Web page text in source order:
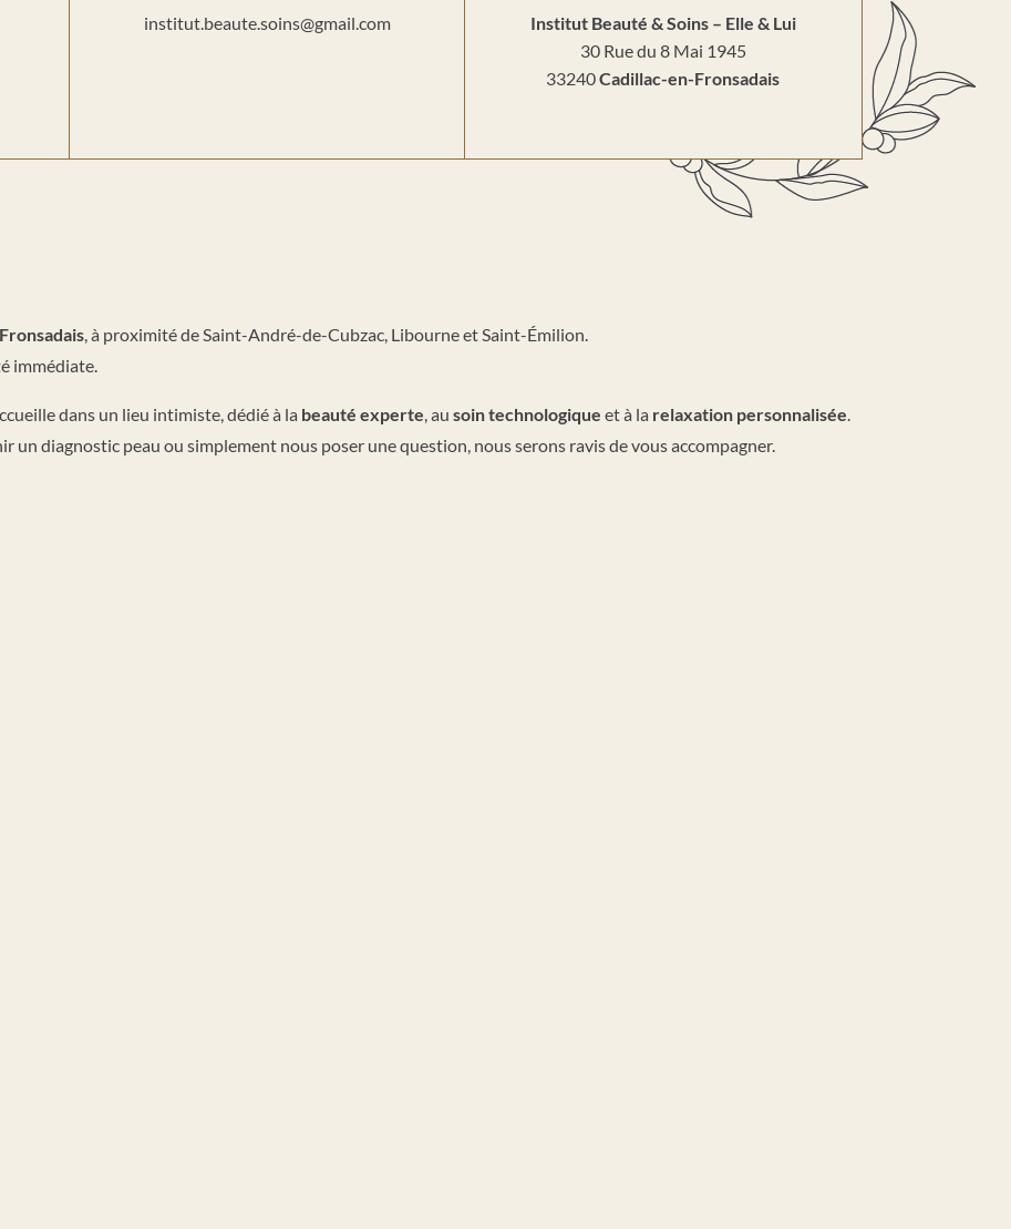
institut.beaute.soins@gmail.com
Institut Beauté & Soins – Elle & Lui
30 Rue du 8 Mai 1945
33240Cadillac-en-Fronsadais
, à proximité de Saint-André-de-Cubzac, Libourne et Saint-Émilion.
immédiate.
dans un lieu intimiste, dédié à la beauté experte , ausoin technologique et à la relaxation personnalisée
un diagnostic peau ou simplement nous poser une question, nous serons ravis de vous accompagner.